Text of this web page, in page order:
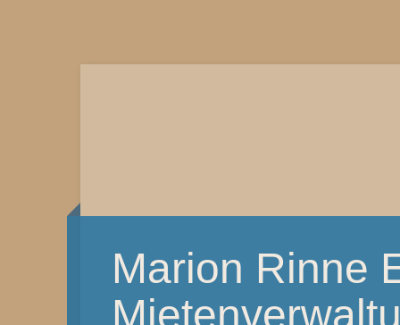
Marion Rinne